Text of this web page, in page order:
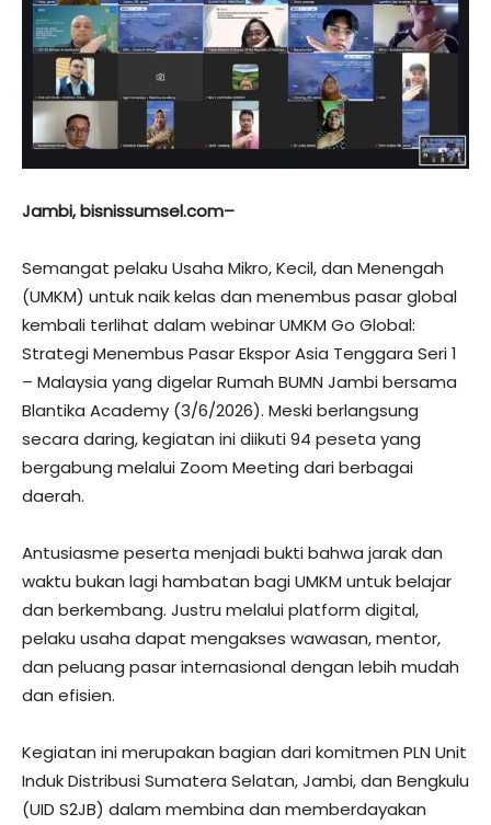
Jambi, bisnissumsel.com–
Semangat pelaku Usaha Mikro, Kecil, dan Menengah
(UMKM) untuk naik kelas dan menembus pasar global
kembali terlihat dalam webinar UMKM Go Global:
Strategi Menembus Pasar Ekspor Asia Tenggara Seri 1
– Malaysia yang digelar Rumah BUMN Jambi bersama
Blantika Academy (3/6/2026). Meski berlangsung
secara daring, kegiatan ini diikuti 94 peseta yang
bergabung melalui Zoom Meeting dari berbagai
daerah.
Antusiasme peserta menjadi bukti bahwa jarak dan
waktu bukan lagi hambatan bagi UMKM untuk belajar
dan berkembang. Justru melalui platform digital,
pelaku usaha dapat mengakses wawasan, mentor,
dan peluang pasar internasional dengan lebih mudah
dan efisien.
Kegiatan ini merupakan bagian dari komitmen PLN Unit
Induk Distribusi Sumatera Selatan, Jambi, dan Bengkulu
(UID S2JB) dalam membina dan memberdayakan